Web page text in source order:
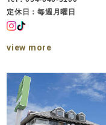
定休日：毎週月曜日
view more